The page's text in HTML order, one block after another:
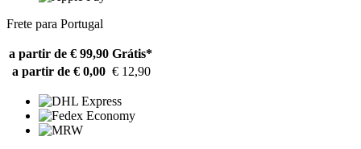
Frete para Portugal
a partir de € 99,90 Grátis*
a partir de € 0,00 € 12,90